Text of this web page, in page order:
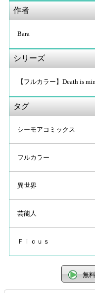
作者
Bara
シリーズ
【フルカラー】Death is
タグ
シーモアコミックス
フルカラー
異世界
芸能人
Ｆｉｃｕｓ
無